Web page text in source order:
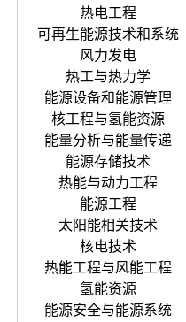
热电工程
可再生能源技术和系统
风力发电
热工与热力学
能源设备和能源管理
核工程与氢能资源
能量分析与能量传递
能源存储技术
热能与动力工程
能源工程
太阳能相关技术
核电技术
热能工程与风能工程
氢能资源
能源安全与能源系统